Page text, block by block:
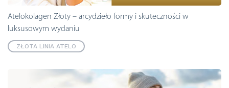
Atelokolagen Złoty – arcydzieło formy i skuteczności w
luksusowym wydaniu
ZŁOTA LINIA ATELO